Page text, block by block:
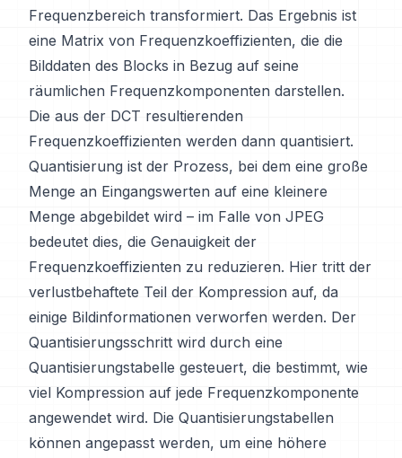
Frequenzbereich transformiert. Das Ergebnis ist
eine Matrix von Frequenzkoeffizienten, die die
Bilddaten des Blocks in Bezug auf seine
räumlichen Frequenzkomponenten darstellen.
Die aus der DCT resultierenden
Frequenzkoeffizienten werden dann quantisiert.
Quantisierung ist der Prozess, bei dem eine große
Menge an Eingangswerten auf eine kleinere
Menge abgebildet wird – im Falle von JPEG
bedeutet dies, die Genauigkeit der
Frequenzkoeffizienten zu reduzieren. Hier tritt der
verlustbehaftete Teil der Kompression auf, da
einige Bildinformationen verworfen werden. Der
Quantisierungsschritt wird durch eine
Quantisierungstabelle gesteuert, die bestimmt, wie
viel Kompression auf jede Frequenzkomponente
angewendet wird. Die Quantisierungstabellen
können angepasst werden, um eine höhere